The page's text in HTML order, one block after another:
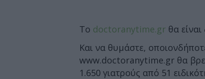
Το doctoranytime.gr θα
Και να θυμάστε,
www.doctoranytime.gr θα
1.650 γιατρούς από 51